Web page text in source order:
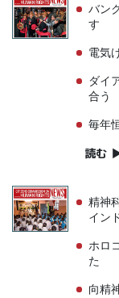
バン
す
電気
ダイ
合う
毎年
読む
精神
イン
ホロ
た
向精